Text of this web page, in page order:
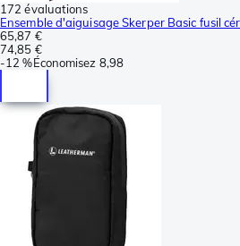
172 évaluations
Ensemble d'aiguisage Skerper Basic fusil
65,87 €
74,85 €
-12 %Économisez 8,98